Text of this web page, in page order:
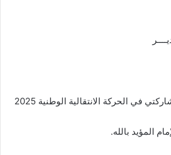
في الحركة الانتقالية الوطنية 2025
المؤيد بالله.